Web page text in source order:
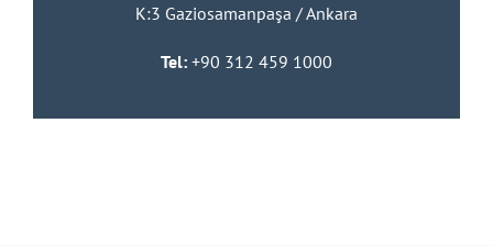
K:3 Gaziosamanpaşa / Ankara
Tel: +90 312 459 1000